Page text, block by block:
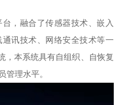
，融合了传感器技术、嵌入
讯技术、网络安全技术等一
，本系统具有自组织、自恢复
管理水平。